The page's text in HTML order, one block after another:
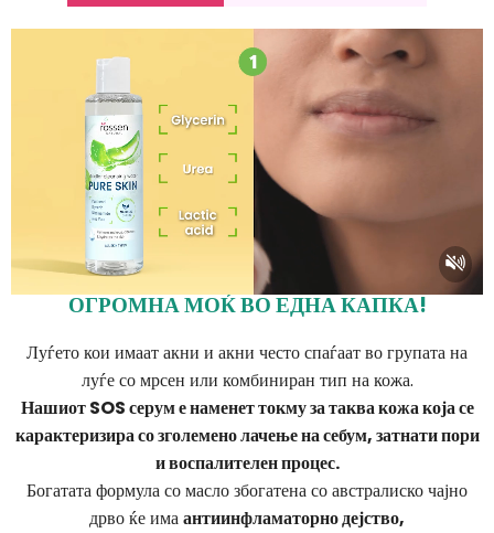
ОГРОМНА МОЌ ВО ЕДНА КАПКА!
Луѓето кои имаат акни и акни често спаѓаат во групата на
луѓе со мрсен или комбиниран тип на кожа.
Нашиот SOS серум е наменет токму за таква кожа која се
карактеризира со зголемено лачење на себум, затнати пори
и воспалителен процес.
Богатата формула со масло збогатена со австралиско чајно
дрво ќе имаантиинфламаторно дејство,